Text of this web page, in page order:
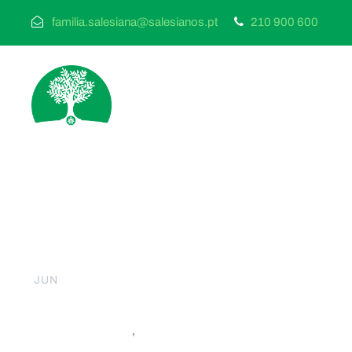
familia.salesiana@salesianos.pt 210 900 600
JUN
,